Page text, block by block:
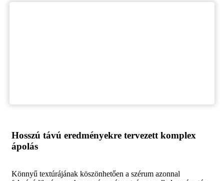
Hosszú távú eredményekre tervezett komplex
ápolás
Könnyű textúrájának köszönhetően a szérum azonnal